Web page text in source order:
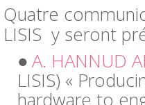
Quatre
LISIS y seront
A. HANNUD
LISIS) «
hardware to